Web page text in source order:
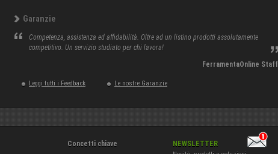
Garanzie
Competenza, assistenza ed affidabilità. Oltre ad un listino prodotti assolutamente
competitivo. Un servizio studiato per chi lavora!
FerramentaOnline Staff
Leggi tutti i Feedback Le nostre Garanzie
Concetti chiave NEWSLETTER